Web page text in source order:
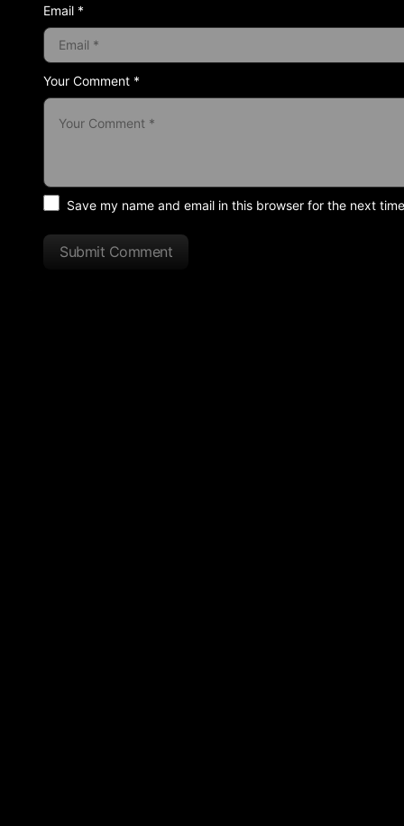
Your Comment *
Email *
Save my name and email in this browser for the next
Submit Comment